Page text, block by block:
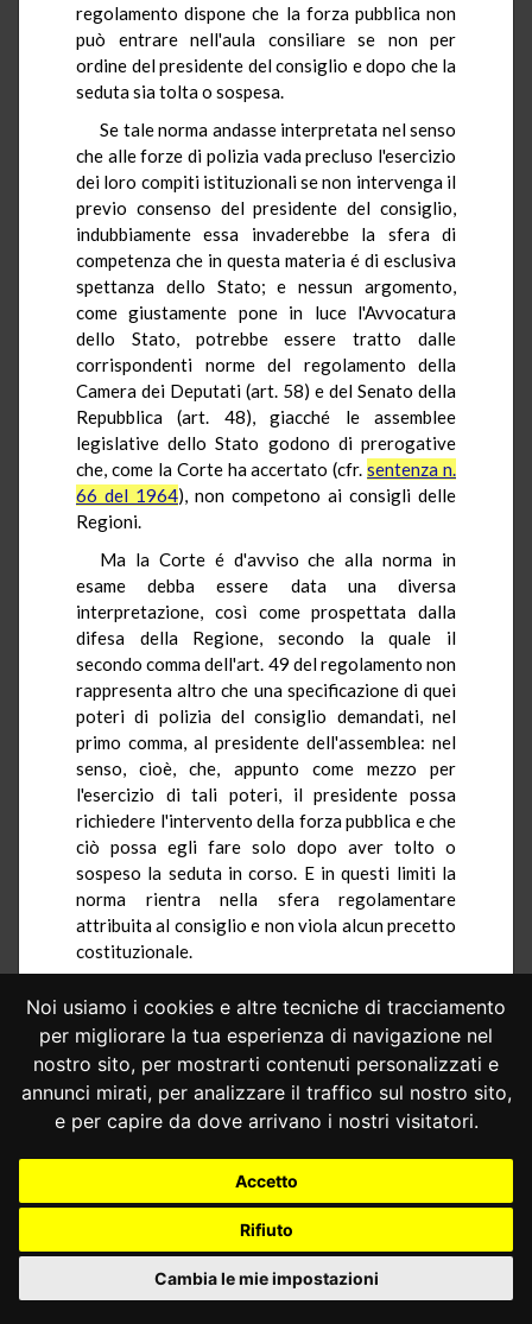
Noi usiamo i cookies e altre tecniche di tracciamento
per migliorare la tua esperienza di navigazione nel
nostro sito, per mostrarti contenuti personalizzati e
annunci mirati, per analizzare il traffico sul nostro sito,
e per capire da dove arrivano i nostri visitatori.
Accetto
Rifiuto
Cambia le mie impostazioni
regolamento dispone che la forza pubblica non
può entrare nell'aula consiliare se non per
ordine del presidente del consiglio e dopo che la
seduta sia tolta o sospesa.
Se tale norma andasse interpretata nel senso
che alle forze di polizia vada precluso l'esercizio
dei loro compiti istituzionali se non intervenga il
previo consenso del presidente del consiglio,
indubbiamente essa invaderebbe la sfera di
competenza che in questa materia é di esclusiva
spettanza dello Stato; e nessun argomento,
come giustamente pone in luce l'Avvocatura
dello Stato, potrebbe essere tratto dalle
corrispondenti norme del regolamento della
Camera dei Deputati (art. 58) e del Senato della
Repubblica (art. 48), giacché le assemblee
legislative dello Stato godono di prerogative
che, come la Corte ha accertato (cfr.sentenza n.
66 del 1964), non competono ai consigli delle
Regioni.
Ma la Corte é d'avviso che alla norma in
esame debba essere data una diversa
interpretazione, così come prospettata dalla
difesa della Regione, secondo la quale il
secondo comma dell'art. 49 del regolamento non
rappresenta altro che una specificazione di quei
poteri di polizia del consiglio demandati, nel
primo comma, al presidente dell'assemblea: nel
senso, cioè, che, appunto come mezzo per
l'esercizio di tali poteri, il presidente possa
richiedere l'intervento della forza pubblica e che
ciò possa egli fare solo dopo aver tolto o
sospeso la seduta in corso. E in questi limiti la
norma rientra nella sfera regolamentare
attribuita al consiglio e non viola alcun precetto
costituzionale.
Stato nella parte relativa al secondo comma
dell'art. 49 del regolamento rende inutile
decidere - ai fini dell'esame dell'illegittimità
derivata dell'art. 51 del regolamento denunziata
dall'Avvocatura dello Stato nella memoria - se ed
dall'art. 27 della legge 11 marzo 1953, n. 87,
possa essere esercitato anche nei giudizi
relativi ai conflitti di attribuzione.
PER QUESTI MOTIVI